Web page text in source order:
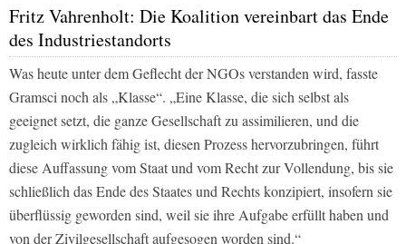
Fritz Vahrenholt: Die Koalition vereinbart das Ende
des Industriestandorts
Was heute unter dem Geflecht der NGOs verstanden wird, fasste
Gramsci noch als „Klasse“. „Eine Klasse, die sich selbst als
geeignet setzt, die ganze Gesellschaft zu assimilieren, und die
zugleich wirklich fähig ist, diesen Prozess hervorzubringen, führt
diese Auffassung vom Staat und vom Recht zur Vollendung, bis sie
schließlich das Ende des Staates und Rechts konzipiert, insofern sie
überflüssig geworden sind, weil sie ihre Aufgabe erfüllt haben und
von der Zivilgesellschaft aufgesogen worden sind.“